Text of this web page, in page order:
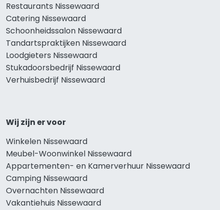
Restaurants Nissewaard
Catering Nissewaard
Schoonheidssalon Nissewaard
Tandartspraktijken Nissewaard
Loodgieters Nissewaard
Stukadoorsbedrijf Nissewaard
Verhuisbedrijf Nissewaard
Wij zijn er voor
Winkelen Nissewaard
Meubel-Woonwinkel Nissewaard
Appartementen- en Kamerverhuur Nissewaard
Camping Nissewaard
Overnachten Nissewaard
Vakantiehuis Nissewaard